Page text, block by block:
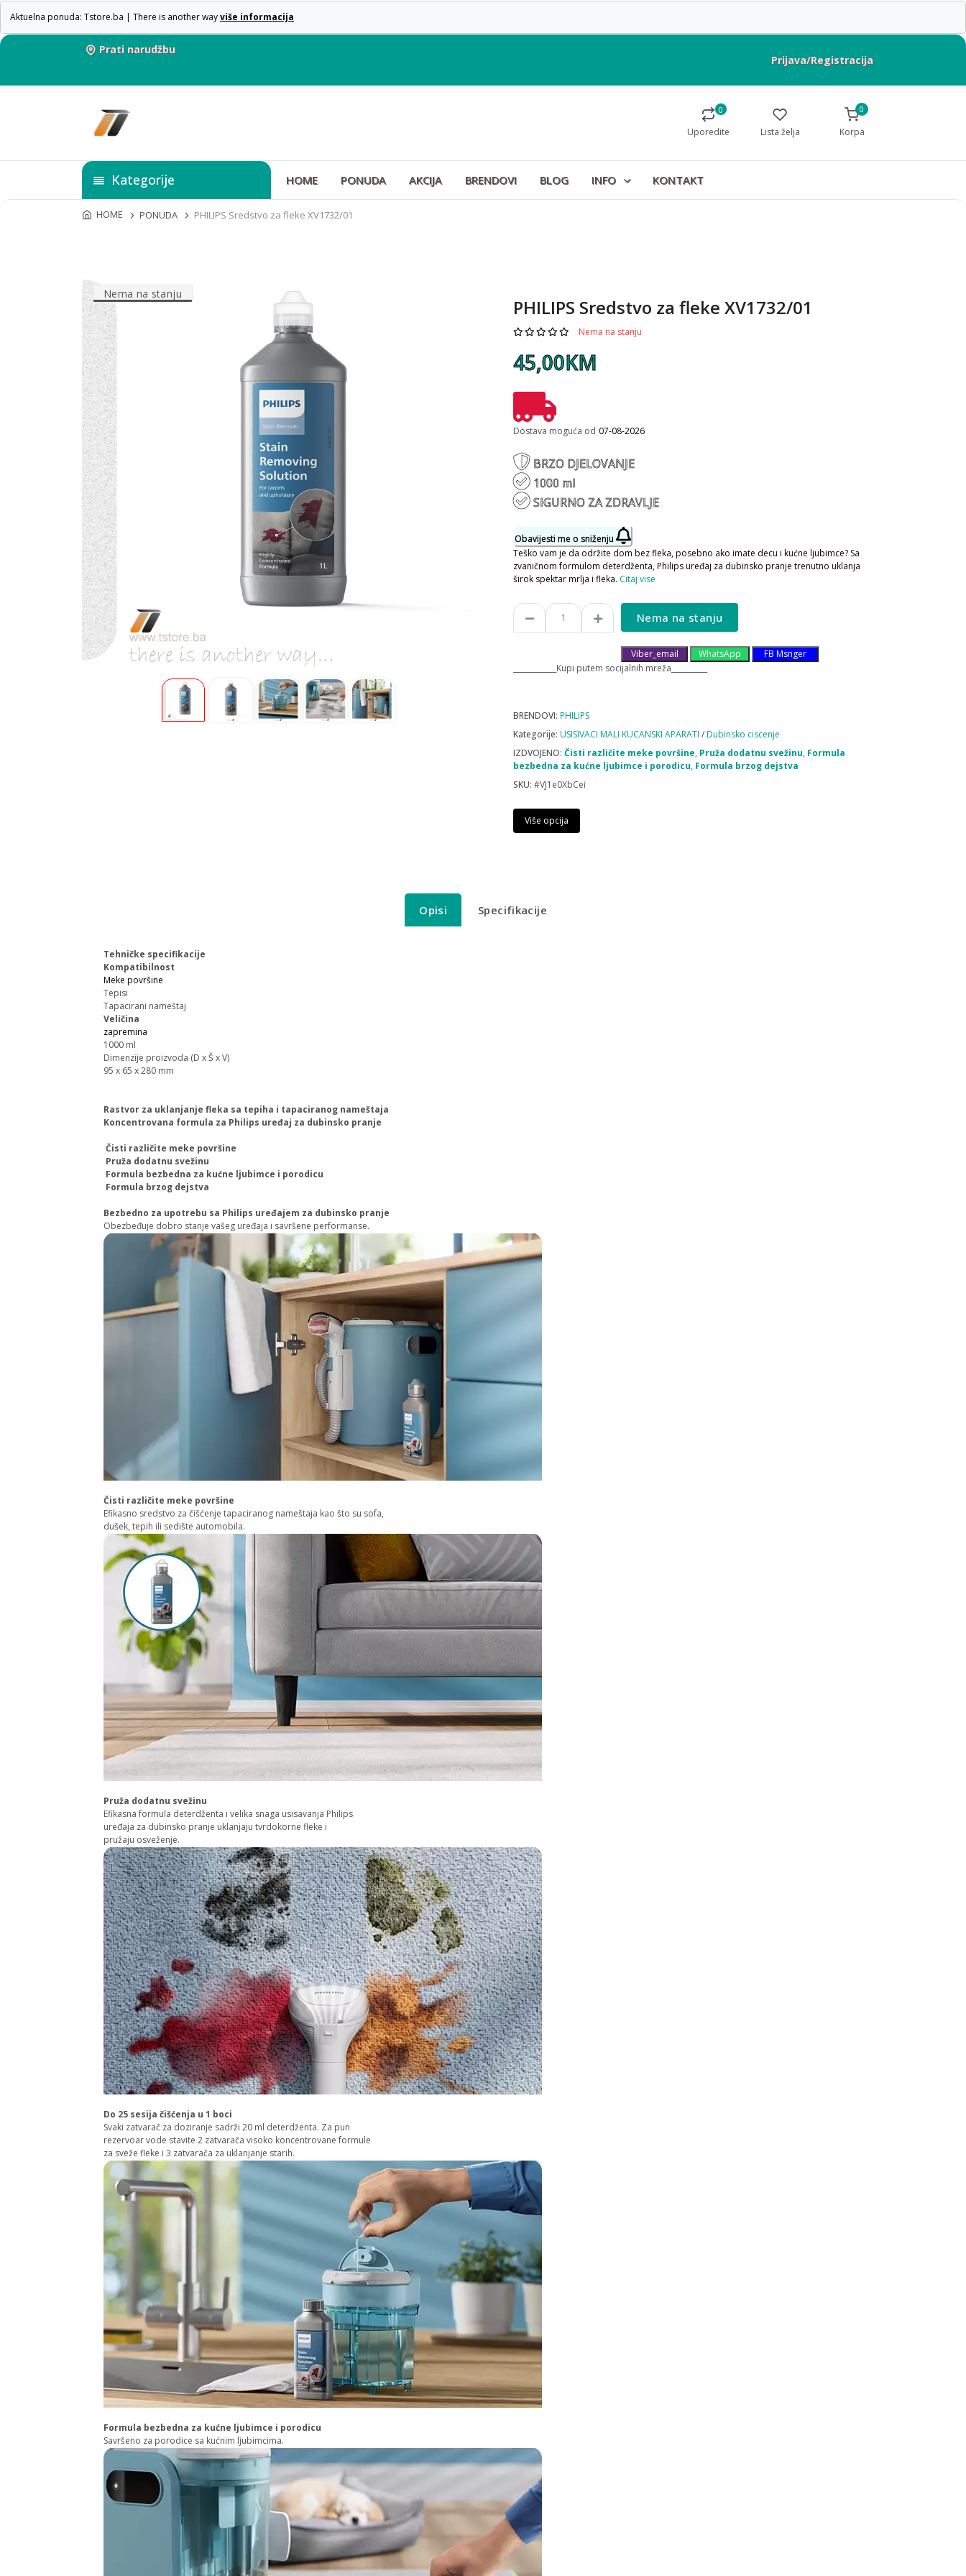
Aktuelna ponuda: Tstore.ba | There is another wayviše informacija
Prati narudžbu
Prijava/Registracija
0
Uporedite Lista želja
0
Korpa
Kategorije HOME PONUDA AKCIJA BRENDOVI BLOG INFO KONTAKT
HOME PONUDA PHILIPS Sredstvo za fleke XV1732/01
Nema na stanju
PHILIPS Sredstvo za fleke XV1732/01
Nema na stanju
45,00KM
Dostava moguća od 07-08-2026
BRZO DJELOVANJE
1000 ml
SIGURNO ZA ZDRAVLJE
Obavijesti me o sniženju
Teško vam je da održite dom bez fleka, posebno ako imate decu i kućne ljubimce? Sa
zvaničnom formulom deterdženta, Philips uređaj za dubinsko pranje trenutno uklanja
širok spektar mrlja i fleka. Citaj vise
Nema na stanju
Viber_email WhatsApp
FB Msnger
____________Kupi putem socijalnih mreža__________
BRENDOVI: PHILIPS
Kategorije: USISIVACI MALI KUCANSKI APARATI /Dubinsko ciscenje
IZDVOJENO: Čisti različite meke površine, Pruža dodatnu svežinu, Formula
bezbedna za kućne ljubimce i porodicu, Formula brzog dejstva
SKU: #VJ1e0XbCei
Više opcija
Opisi Specifikacije
Tehničke specifikacije
Kompatibilnost
Meke površine
Tepisi
Tapacirani nameštaj
Veličina
zapremina
1000 ml
Dimenzije proizvoda (D x Š x V)
95 x 65 x 280 mm
Rastvor za uklanjanje fleka sa tepiha i tapaciranog nameštaja
Koncentrovana formula za Philips uređaj za dubinsko pranje
Čisti različite meke površine
Pruža dodatnu svežinu
Formula bezbedna za kućne ljubimce i porodicu
Formula brzog dejstva
Bezbedno za upotrebu sa Philips uređajem za dubinsko pranje
Obezbeđuje dobro stanje vašeg uređaja i savršene performanse.
Čisti različite meke površine
Efikasno sredstvo za čišćenje tapaciranog nameštaja kao što su sofa,
dušek, tepih ili sedište automobila.
Pruža dodatnu svežinu
Efikasna formula deterdženta i velika snaga usisavanja Philips
uređaja za dubinsko pranje uklanjaju tvrdokorne fleke i
pružaju osveženje.
Do 25 sesija čišćenja u 1 boci
Svaki zatvarač za doziranje sadrži 20 ml deterdženta. Za pun
rezervoar vode stavite 2 zatvarača visoko koncentrovane formule
za sveže fleke i 3 zatvarača za uklanjanje starih.
Formula bezbedna za kućne ljubimce i porodicu
Savršeno za porodice sa kućnim ljubimcima.